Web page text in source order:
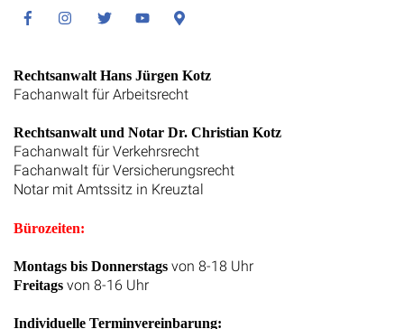
FacebookInstagramTwitter YoutubeGoogle
Rechtsanwalt Hans Jürgen Kotz
Fachanwalt für Arbeitsrecht
Rechtsanwalt und Notar Dr. Christian Kotz
Fachanwalt für Verkehrsrecht
Fachanwalt für Versicherungsrecht
Notar mit Amtssitz in Kreuztal
Bürozeiten:
Montags bis Donnerstags von 8-18 Uhr
Freitags von 8-16 Uhr
Individuelle Terminvereinbarung: